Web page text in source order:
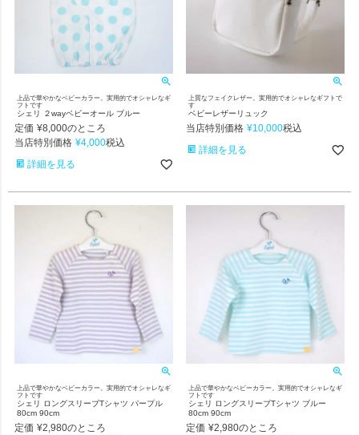
上品で華やかなベビーカラー。実用的でオシャレなギ
フトです
シェリ ２wayベビーオール ブルー
定価 ¥8,000のところ
当店特別価格 ¥4,000税込
詳細を見る
上質なフェイクレザー。実用的でオシャレなギフトで
す
ベビーレザーリュック
当店特別価格 ¥10,000税込
詳細を見る
上品で華やかなベビーカラー。実用的でオシャレなギ
フトです
シェリ ロングスリーブTシャツ パープル
80cm 90cm
定価 ¥2,980のところ
上品で華やかなベビーカラー。実用的でオシャレなギ
フトです
シェリ ロングスリーブTシャツ ブルー
80cm 90cm
定価 ¥2,980のところ